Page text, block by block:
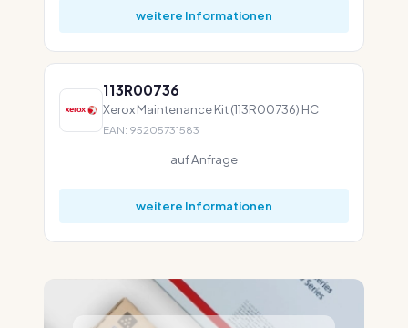
weitere Informationen
113R00736
Xerox Maintenance Kit (113R00736) HC
EAN: 95205731583
auf Anfrage
weitere Informationen